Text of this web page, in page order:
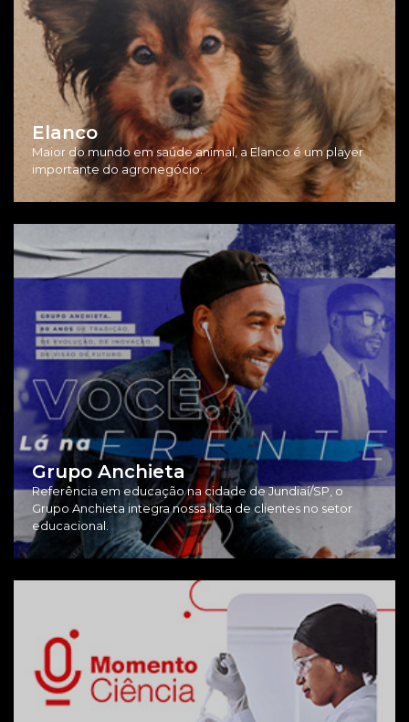
Elanco
Maior do mundo em saúde animal, a Elanco é um player
importante do agronegócio.
Grupo Anchieta
Referência em educação na cidade de Jundiaí/SP, o
Grupo Anchieta integra nossa lista de clientes no setor
educacional.